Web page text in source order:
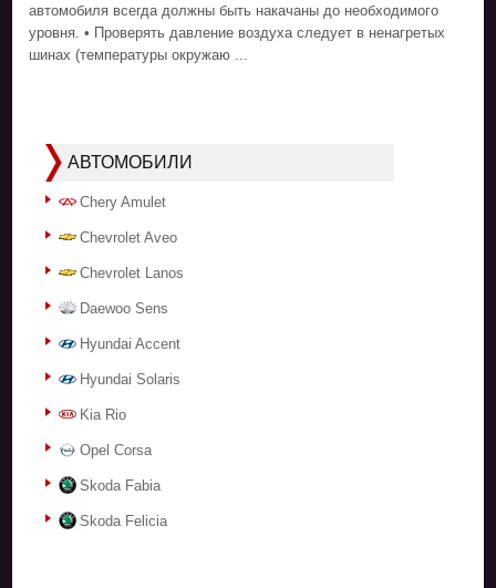
автомобиля всегда должны быть накачаны до необходимого
уровня. • Проверять давление воздуха следует в ненагретых
шинах (температуры окружаю ...
АВТОМОБИЛИ
Chery Amulet
Chevrolet Aveo
Chevrolet Lanos
Daewoo Sens
Hyundai Accent
Hyundai Solaris
Kia Rio
Opel Corsa
Skoda Fabia
Skoda Felicia